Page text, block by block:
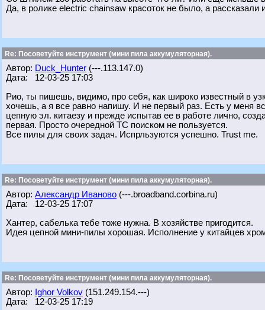
Да, в ролике electric chainsaw красоток не было, а
Re: Посоветуйте инструмент (мини пила аккумуляторная).
Автор: Duck_Hunter (---.113.147.0)
Дата: 12-03-25 17:03
Рио, ты пишешь, видимо, про себя, как широко известный в
хочешь, а я все равно напишу. И не первый раз. Есть у меня
цепную эл. китаезу и прежде испытав ее в работе лично,
первая. Просто очередной ТС поиском не пользуется.
Все пилы для своих задач. Испрльзуются успешно. Trust me.
Re: Посоветуйте инструмент (мини пила аккумуляторная).
Автор: Александр Иваново (---.broadband.corbina.ru)
Дата: 12-03-25 17:07
Хантер, сабелька тебе тоже нужна. В хозяйстве пригодится.
Идея цепной мини-пилы хорошая. Исполнение у китайцев
Re: Посоветуйте инструмент (мини пила аккумуляторная).
Автор: Ighor Volkov (151.249.154.---)
Дата: 12-03-25 17:19